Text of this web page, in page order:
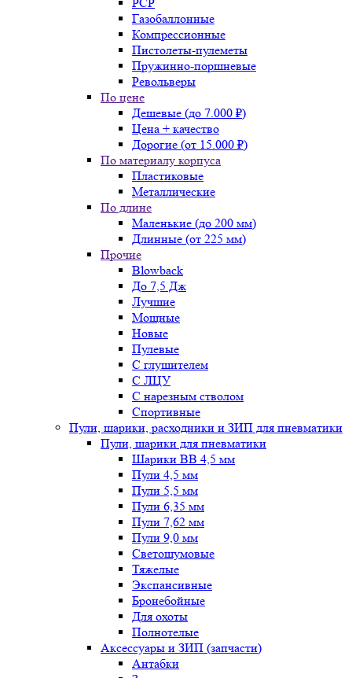
Газобаллонные
Компрессионные
Пистолеты-пулеметы
Пружинно-поршневые
Револьверы
По цене
Дешевые (до 7.000 ₽)
Цена + качество
Дорогие (от 15.000 ₽)
По материалу корпуса
Пластиковые
Металлические
По длине
Маленькие (до 200 мм)
Длинные (от 225 мм)
Прочие
Blowback
До 7,5 Дж
Лучшие
Мощные
Новые
Пулевые
С глушителем
С ЛЦУ
С нарезным стволом
Спортивные
Пули, шарики, расходники и ЗИП для пневматики
Пули, шарики для пневматики
Шарики BB 4,5 мм
Пули 4,5 мм
Пули 5,5 мм
Пули 6,35 мм
Пули 7,62 мм
Пули 9,0 мм
Светошумовые
Тяжелые
Экспансивные
Бронебойные
Для охоты
Полнотелые
Аксессуары и ЗИП (запчасти)
Антабки